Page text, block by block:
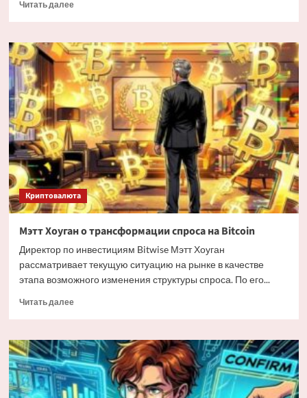
Читать далееПрочитать
Дайджест
криптовалютных
новостей
за
ночь
3
июля
2026
года
Криптовалюта
Мэтт Хоуган о трансформации спроса на Bitcoin
Директор по инвестициям Bitwise Мэтт Хоуган
рассматривает текущую ситуацию на рынке в качестве
этапа возможного изменения структуры спроса. По его...
Читать далееПрочитать
Мэтт
Хоуган
о
трансформации
спроса